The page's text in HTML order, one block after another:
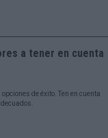
a tener en cuenta
de éxito. Ten en cuenta